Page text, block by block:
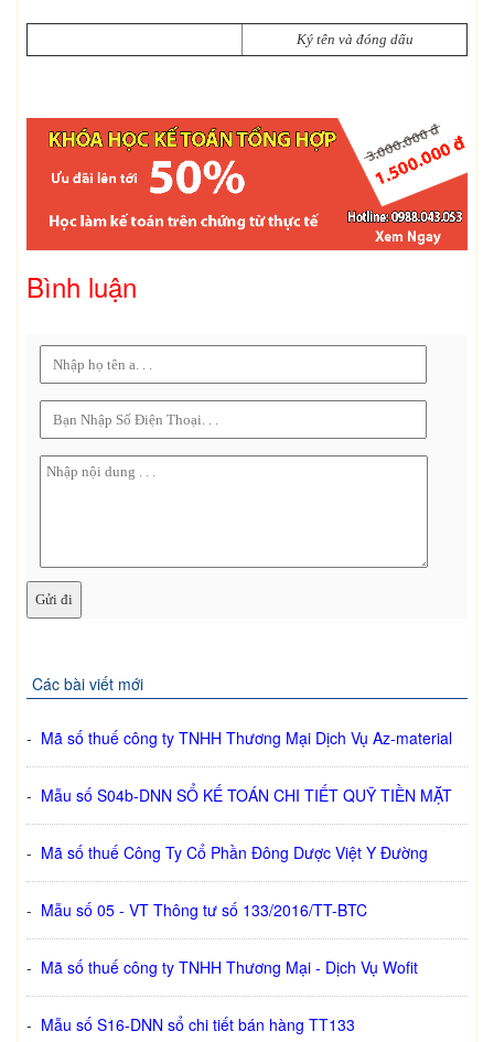
Ký tên và đóng dấu
Bình luận
Các bài viết mới
- Mã số thuế công ty TNHH Thương Mại Dịch Vụ Az-material
- Mẫu số S04b-DNN SỔ KẾ TOÁN CHI TIẾT QUỸ TIỀN MẶT
- Mã số thuế Công Ty Cổ Phần Đông Dược Việt Y Đường
- Mẫu số 05 - VT Thông tư số 133/2016/TT-BTC
- Mã số thuế công ty TNHH Thương Mại - Dịch Vụ Wofit
- Mẫu số S16-DNN sổ chi tiết bán hàng TT133